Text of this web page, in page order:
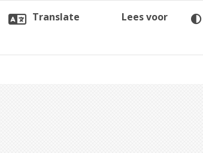
Translate Lees voor